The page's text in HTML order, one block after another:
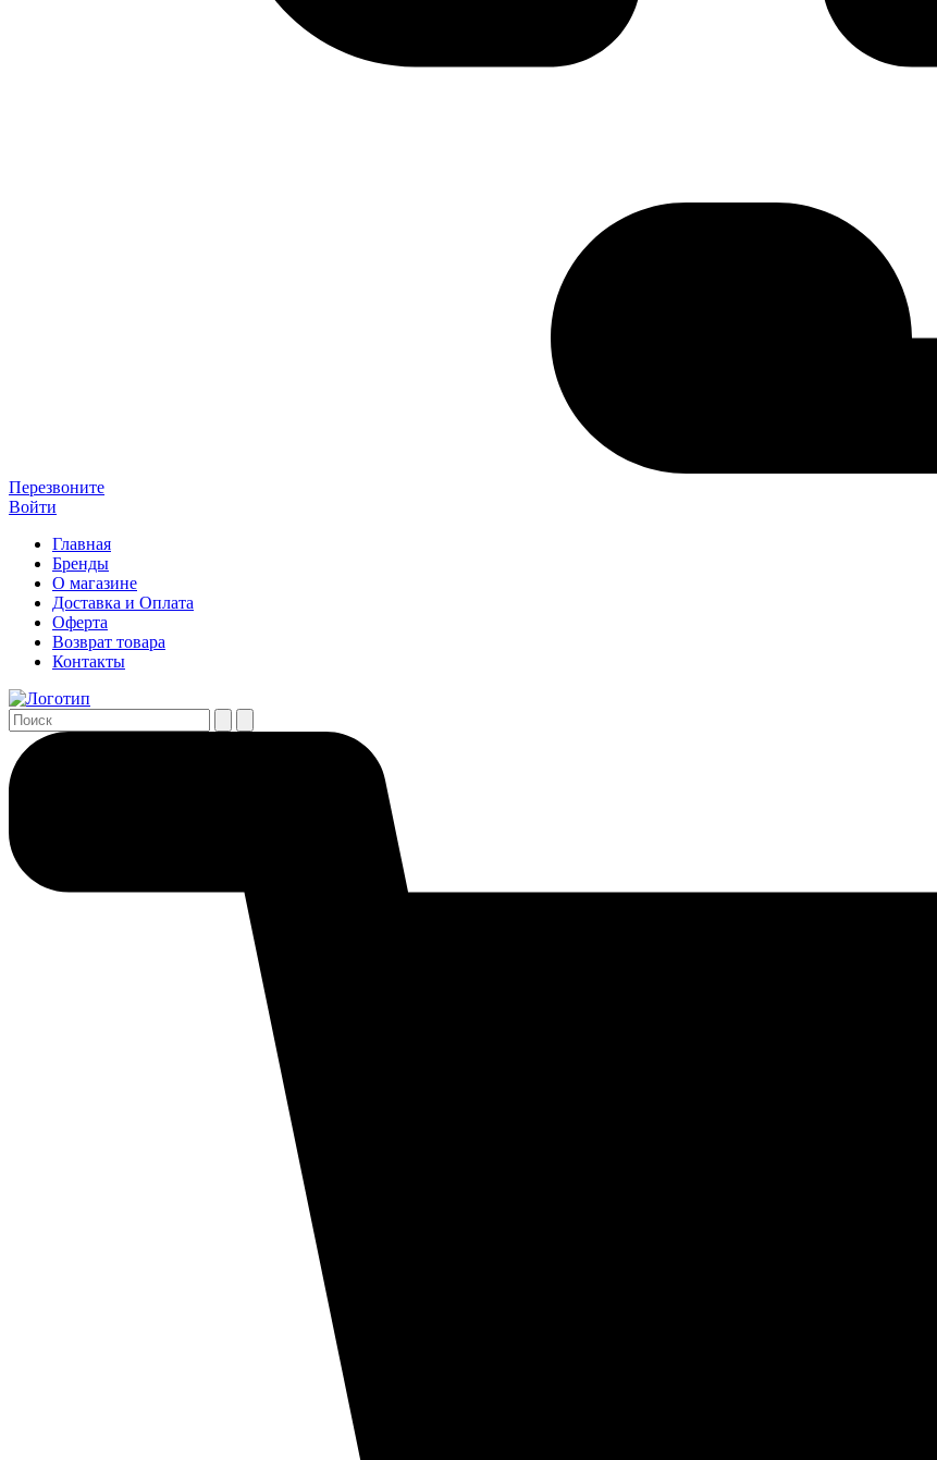
Перезвоните
Войти
Главная
Бренды
О магазине
Доставка и Оплата
Оферта
Возврат товара
Контакты